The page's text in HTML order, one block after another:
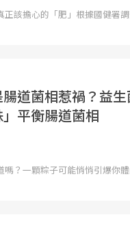
該擔心的「肥」根據國健署
道菌相惹禍？益
平衡腸道菌相
嗎？一顆粽子可能悄悄引爆你